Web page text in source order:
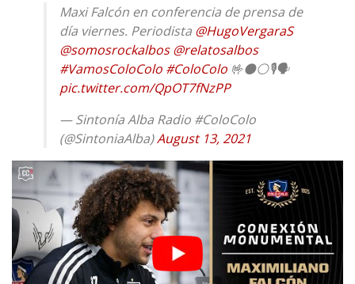
Maxi Falcón en conferencia de prensa de
día viernes. Periodista @HugoVergaraS
@somosrockalbos @relatosalbos
#VamosColoColo #ColoColo 🤟⚫⚪🎙️🗣️
pic.twitter.com/QpOT7fNzPP
— Sintonía Alba Radio #ColoColo
(@SintoniaAlba)August 13, 2021